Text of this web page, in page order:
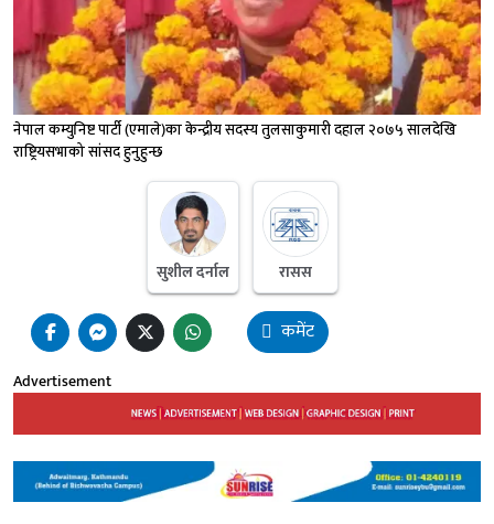
नेपाल कम्युनिष्ट पार्टी (एमाले)का केन्द्रीय सदस्य तुलसाकुमारी दहाल २०७५ सालदेखि
राष्ट्रियसभाको सांसद हुनुहुन्छ
सुशील दर्नाल रासस
कमेंट
Advertisement